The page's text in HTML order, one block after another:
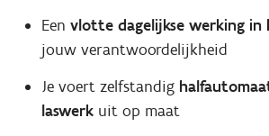
Een vlotte dagelijkse werking
jouw verantwoordelijkheid
Je voert zelfstandig
laswerkuit op maat